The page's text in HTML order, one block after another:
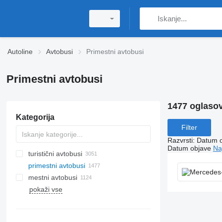
Autoline Avtobusi Primestni avtobusi
Primestni avtobusi
Kategorija
turistični avtobusi
primestni avtobusi
mestni avtobusi
pokaži vse
1477
Filter
Razvrsti: Datum
Datum objave